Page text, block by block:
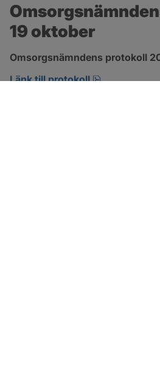
19 oktober
Omsorgsnämndens protokoll
Länk till protokoll
pdf, 360.6